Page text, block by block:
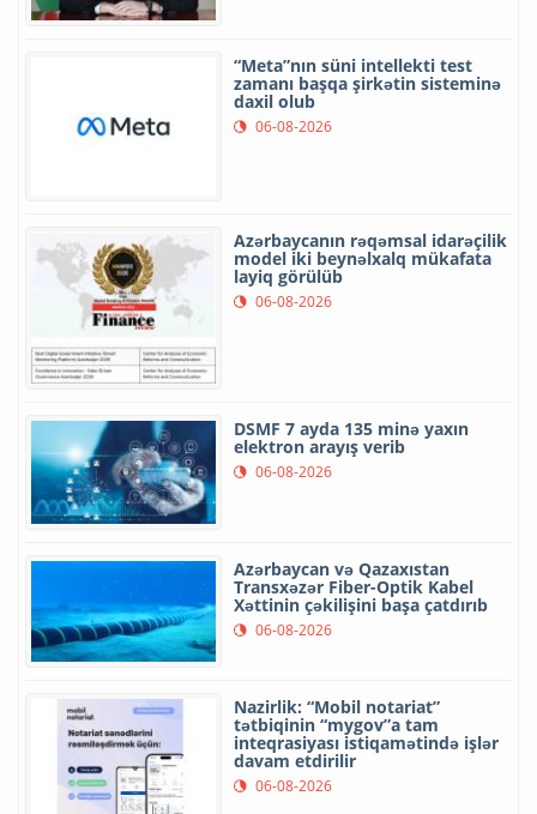
“Meta”nın süni intellekti test
zamanı başqa şirkətin sisteminə
daxil olub
06-08-2026
Azərbaycanın rəqəmsal idarəçilik
model iki beynəlxalq mükafata
layiq görülüb
06-08-2026
DSMF 7 ayda 135 minə yaxın
elektron arayış verib
06-08-2026
Azərbaycan və Qazaxıstan
Transxəzər Fiber-Optik Kabel
Xəttinin çəkilişini başa çatdırıb
06-08-2026
Nazirlik: “Mobil notariat”
tətbiqinin “mygov”a tam
inteqrasiyası istiqamətində işlər
davam etdirilir
06-08-2026